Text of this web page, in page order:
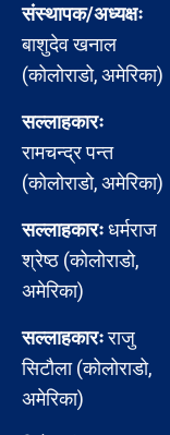
संस्थापक/अध्यक्षः
बाशुदेव खनाल
(कोलोराडो, अमेरिका)
सल्लाहकारः
रामचन्द्र पन्त
(कोलोराडो, अमेरिका)
सल्लाहकारःधर्मराज
श्रेष्ठ (कोलोराडो,
अमेरिका)
सल्लाहकारःराजु
सिटौला (कोलोराडो,
अमेरिका)